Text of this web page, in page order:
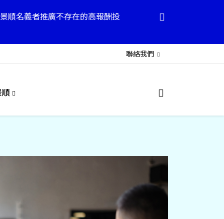
聯絡我們
順名義者推廣不存在的高報酬投